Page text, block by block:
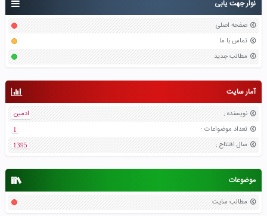
نوار جهت یابی
صفحه اصلی
تماس با ما
مطالب جدید
آمار سایت
نویسنده :
ادمین
تعداد موضواعات :
1
سال افتتاح :
1395
موضوعات
مطالب سایت